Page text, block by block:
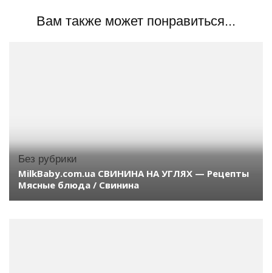
Вам также может понравиться...
Без рубрики
MilkBaby.com.ua СВИНИНА НА УГЛЯХ — Рецепты
Мясные блюда / Свинина